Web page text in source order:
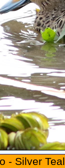
- Silver